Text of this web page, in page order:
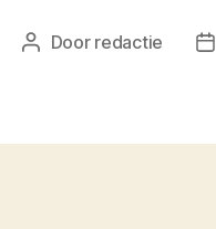
Berichtauteur
Door redactie